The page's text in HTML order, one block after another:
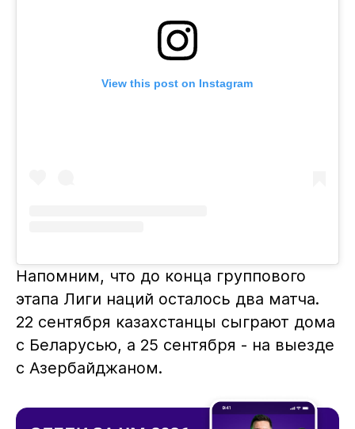
View this post on Instagram
Напомним, что до конца группового
этапа Лиги наций осталось два матча.
22 сентября казахстанцы сыграют дома
с Беларусью, а 25 сентября - на выезде
с Азербайджаном.